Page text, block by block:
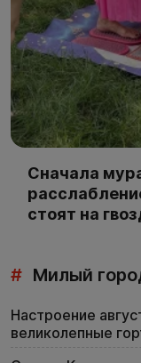
Сначала
стоят на
# Милый
Настроение
великолепные